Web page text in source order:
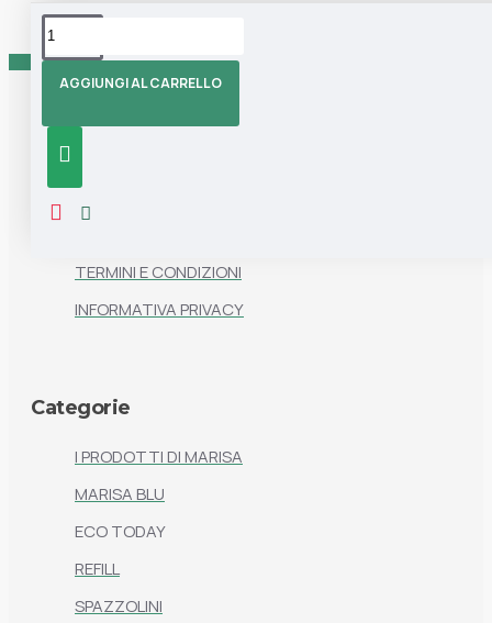
AGGIUNGI AL CARRELLO
Tag: Marisa
Informazioni
TERMINI E CONDIZIONI
INFORMATIVA PRIVACY
Categorie
I PRODOTTI DI MARISA
MARISA BLU
ECO TODAY
REFILL
SPAZZOLINI